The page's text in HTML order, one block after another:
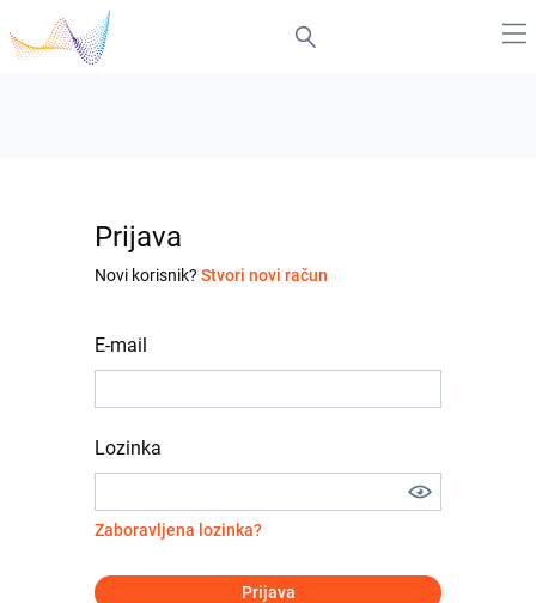
Prijava
Novi korisnik? Stvori novi račun
E-mail
Lozinka
Zaboravljena lozinka?
Prijava